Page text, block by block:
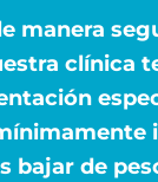
manera
clínica
bajar de